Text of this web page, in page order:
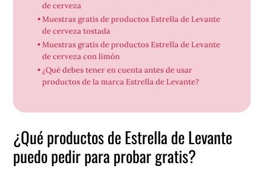
de cerveza
Muestras gratis de productos Estrella de Levante
de cerveza tostada
Muestras gratis de productos Estrella de Levante
de cerveza con limón
¿Qué debes tener en cuenta antes de usar
productos de la marca Estrella de Levante?
¿Qué productos de Estrella de Levante
puedo pedir para probar gratis?